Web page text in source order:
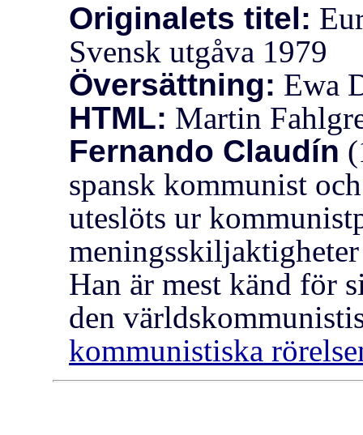
Originalets titel:
Svensk utgåva 1979
Översättning: Ewa
HTML: Martin
Fernando Claudín
spansk kommunist
uteslöts ur
Han är mest känd för
den
kommunistiska